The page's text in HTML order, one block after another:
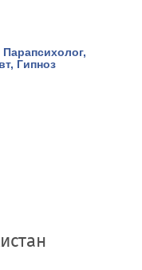
Парапсихолог,
Гипноз